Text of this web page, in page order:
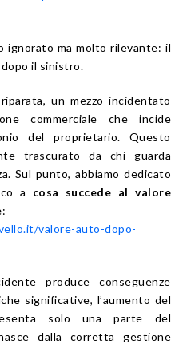
ignorato ma molto rilevante: il
il sinistro.
un mezzo incidentato
commerciale che incide
del proprietario. Questo
trascurato da chi guarda
Sul punto, abbiamo dedicato
a cosa succede al valore
:
valore-auto-dopo-
produce conseguenze
significative, l’aumento del
solo una parte del
dalla corretta gestione